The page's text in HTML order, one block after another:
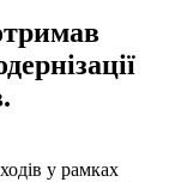
у рамках